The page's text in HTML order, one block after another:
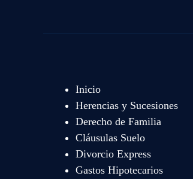
Inicio
Herencias y Sucesiones
Derecho de Familia
Cláusulas Suelo
Divorcio Express
Gastos Hipotecarios